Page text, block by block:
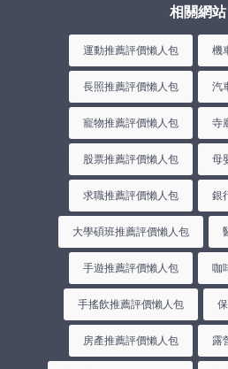
相關網站
運動推薦評價懶人包 機
長照推薦評價懶人包 汽
寵物推薦評價懶人包 寺
股票推薦評價懶人包 母
求職推薦評價懶人包 銀
大學碩班推薦評價懶人包
手遊推薦評價懶人包 咖
手搖飲推薦評價懶人包
房產推薦評價懶人包 露